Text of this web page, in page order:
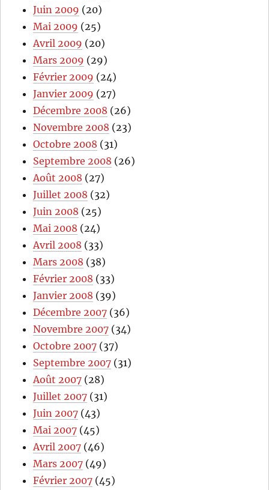
Juin 2009 (20)
Mai 2009 (25)
Avril 2009 (20)
Mars 2009 (29)
Février 2009 (24)
Janvier 2009 (27)
Décembre 2008 (26)
Novembre 2008 (23)
Octobre 2008 (31)
Septembre 2008 (26)
Août 2008 (27)
Juillet 2008 (32)
Juin 2008 (25)
Mai 2008 (24)
Avril 2008 (33)
Mars 2008 (38)
Février 2008 (33)
Janvier 2008 (39)
Décembre 2007 (36)
Novembre 2007 (34)
Octobre 2007 (37)
Septembre 2007 (31)
Août 2007 (28)
Juillet 2007 (31)
Juin 2007 (43)
Mai 2007 (45)
Avril 2007 (46)
Mars 2007 (49)
Février 2007 (45)